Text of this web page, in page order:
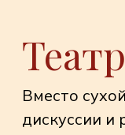
балерин и
актеров
обсуждаем